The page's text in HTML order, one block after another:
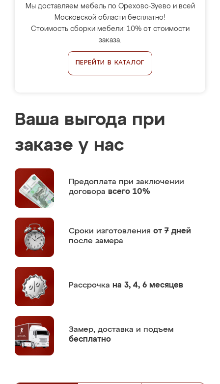
Мы доставляем мебель по Орехово-Зуево и всей
Московской области бесплатно!
Стоимость сборки мебели: 10% от стоимости
заказа.
ПЕРЕЙТИ В КАТАЛОГ
Ваша выгода при
заказе у нас
Предоплата при заключении
договора всего 10%
Сроки изготовления от 7 дней
после замера
Рассрочка на 3, 4, 6 месяцев
Замер, доставка и подъем
бесплатно